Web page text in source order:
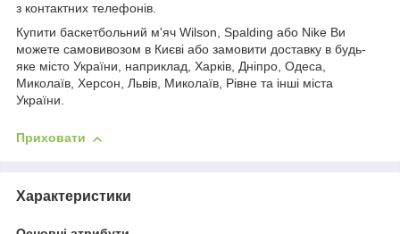
з контактних телефонів.
Купити баскетбольний м'яч Wilson, Spalding або Nike Ви
можете самовивозом в Києві або замовити доставку в будь-
яке місто України, наприклад, Харків, Дніпро, Одеса,
Миколаїв, Херсон, Львів, Миколаїв, Рівне та інші міста
України.
Приховати
Характеристики